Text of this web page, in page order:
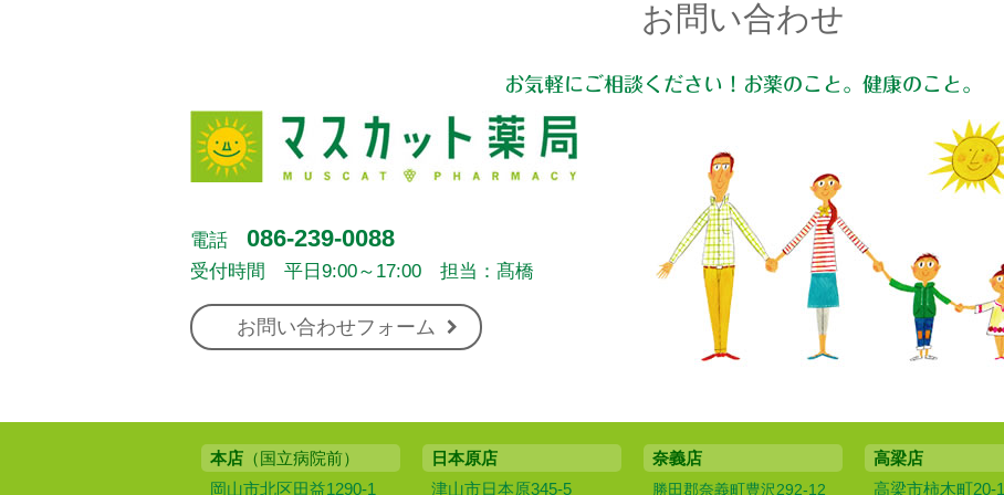
お問い合わせ
お気軽にご相談ください！お薬のこと。健康のこと。
電話 086-239-0088
受付時間 平日9:00～17:00 担当：髙橋
お問い合わせフォーム
本店 （国立病院前）
岡山市北区田益1290-1
日本原店
津山市日本原345-5
奈義店
勝田郡奈義町豊沢292-12
高梁店
高梁市柿木町20-1